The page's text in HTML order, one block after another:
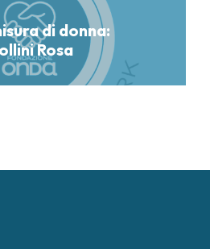
di donna:
Rosa